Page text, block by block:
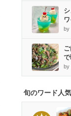
by
by
旬のワード人